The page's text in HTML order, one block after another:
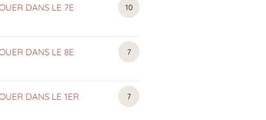
DANS LE 7E 10APPARTEMENTS
DANS LE 8E 7APPARTEMENTS
DANS LE 1ER 7APPARTEMENTS